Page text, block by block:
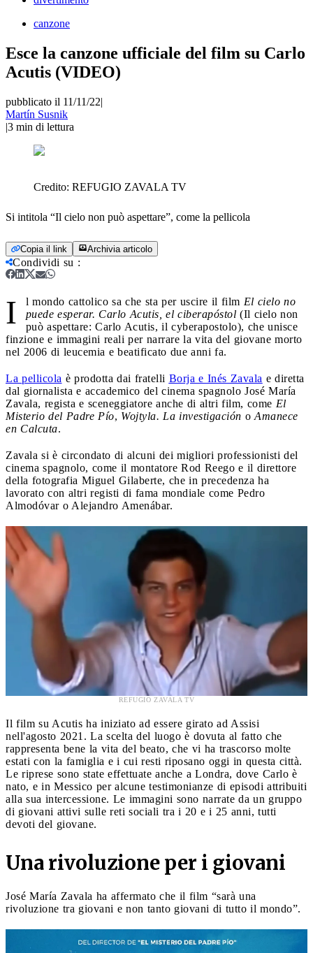
canzone
Esce la canzone ufficiale del film su Carlo
Acutis (VIDEO)
pubblicato il 11/11/22|
Martín Susnik
|3 min di lettura
Credito: REFUGIO ZAVALA TV
Si intitola “Il cielo non può aspettare”, come la pellicola
Copia il link Archivia articolo
Condividi su :
I l mondo cattolico sa che sta per uscire il film El cielo no
puede esperar. Carlo Acutis, el ciberapóstol (Il cielo non
può aspettare: Carlo Acutis, il cyberapostolo), che unisce
finzione e immagini reali per narrare la vita del giovane morto
nel 2006 di leucemia e beatificato due anni fa.
La pellicola è prodotta dai fratelli Borja e Inés Zavala e diretta
dal giornalista e accademico del cinema spagnolo José María
Zavala, regista e sceneggiatore anche di altri film, come El
Misterio del Padre Pío, Wojtyla. La investigación o Amanece
en Calcuta.
Zavala si è circondato di alcuni dei migliori professionisti del
cinema spagnolo, come il montatore Rod Reego e il direttore
della fotografia Miguel Gilaberte, che in precedenza ha
lavorato con altri registi di fama mondiale come Pedro
Almodóvar o Alejandro Amenábar.
REFUGIO ZAVALA TV
Il film su Acutis ha iniziato ad essere girato ad Assisi
nell'agosto 2021. La scelta del luogo è dovuta al fatto che
rappresenta bene la vita del beato, che vi ha trascorso molte
estati con la famiglia e i cui resti riposano oggi in questa città.
Le riprese sono state effettuate anche a Londra, dove Carlo è
nato, e in Messico per alcune testimonianze di episodi attribuiti
alla sua intercessione. Le immagini sono narrate da un gruppo
di giovani attivi sulle reti sociali tra i 20 e i 25 anni, tutti
devoti del giovane.
Una rivoluzione per i giovani
José María Zavala ha affermato che il film “sarà una
rivoluzione tra giovani e non tanto giovani di tutto il mondo”.